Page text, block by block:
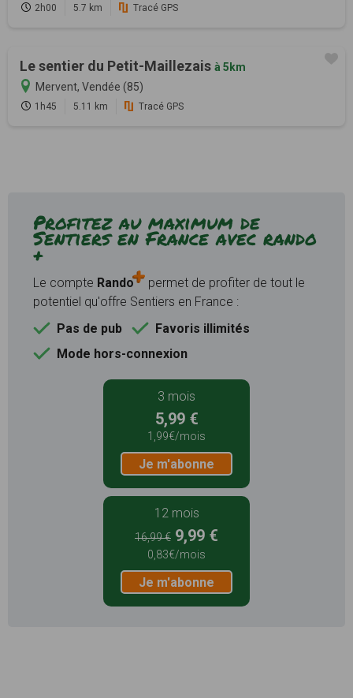
2h00 5.7 km Tracé GPS
Le sentier du Petit-Maillezais à 5km
Mervent, Vendée (85)
1h45 5.11 km Tracé GPS
Profitez au maximum de
Sentiers en France avec rando
+
Le compte Rando
permet de profiter de tout le
potentiel qu'offre Sentiers en France :
Pas de pub
Favoris illimités
Mode hors-connexion
3 mois
5,99 €
1,99€/mois
Je m'abonne
12 mois
16,99 € 9,99 €
0,83€/mois
Je m'abonne